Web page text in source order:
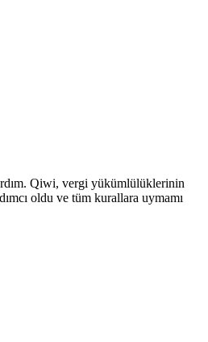
Qiwi, vergi yükümlülüklerinin
oldu ve tüm kurallara uymamı